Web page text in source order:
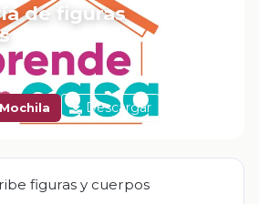
de figuras
Descargar
figuras y cuerpos